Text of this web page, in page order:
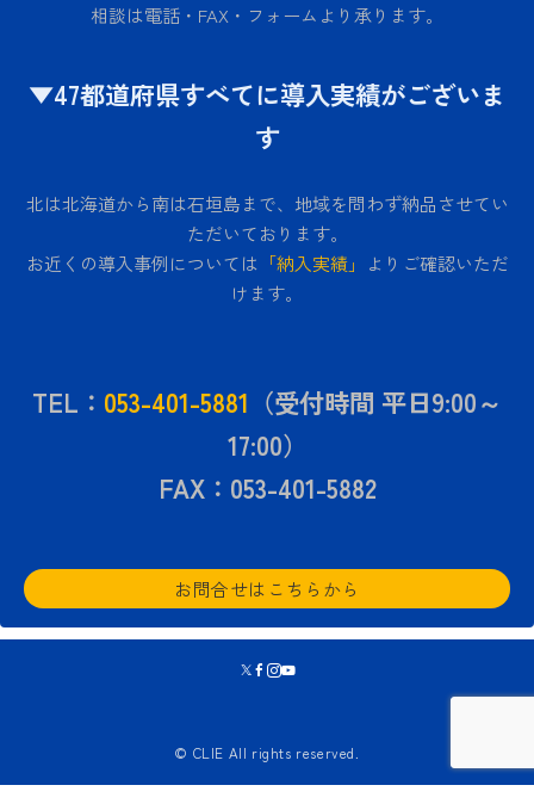
相談は電話・FAX・フォームより承ります。
▼47都道府県すべてに導入実績がございま
す
北は北海道から南は石垣島まで、地域を問わず納品させてい
ただいております。
お近くの導入事例については 「納入実績」
よりご確認いただ
けます。
TEL： 053-401-5881 （受付時間 平日9:00～
17:00）
FAX：053-401-5882
お問合せはこちらから
© CLIE All rights reserved.